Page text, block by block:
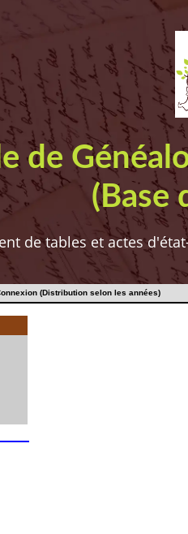
de
(Base
de tables et actes
(Distribution selon les années)